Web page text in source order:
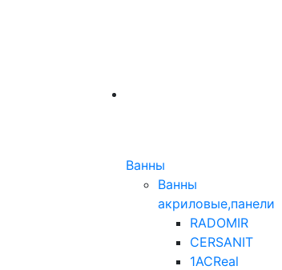
Ванны
Ванны
акриловые,панели
RADOMIR
CERSANIT
1ACReal